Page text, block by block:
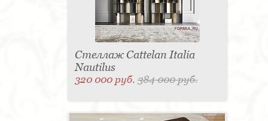
Стеллаж Cattelan Italia
Nautilus
320 000 руб.384 000 руб.